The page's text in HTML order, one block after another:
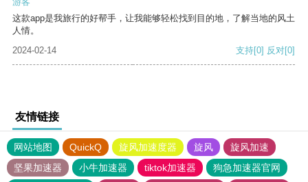
这款app是我旅行的好帮手，让我能够轻松找到目的地，了解当地的风土
人情。
2024-02-14
支持[0] 反对[0]
友情链接
网站地图 QuickQ 旋风加速度器 旋风
旋风加速
坚果加速器
小牛加速器 tiktok加速器
狗急加速器官网